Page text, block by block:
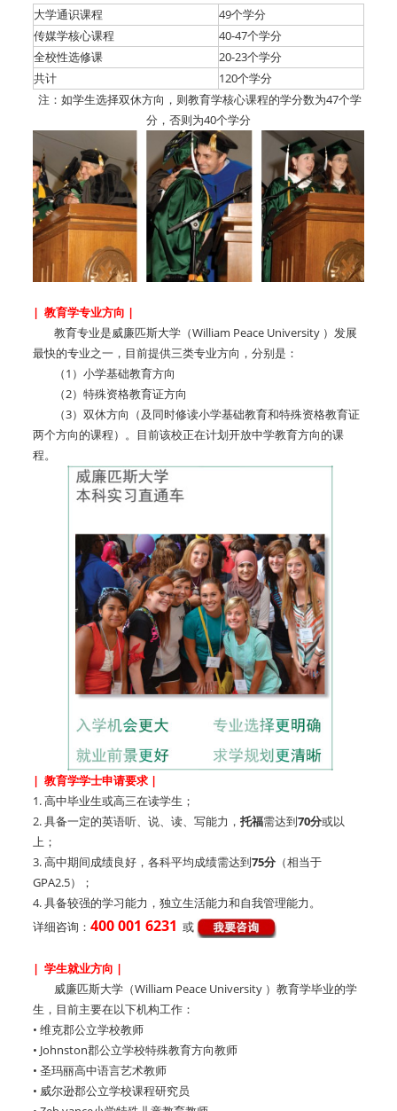
大学通识课程
49个学分
传媒学核心课程
40-47个学分
全校性选修课
20-23个学分
共计
120个学分
注：如学生选择双休方向，则教育学核心课程的学分数为47个学
分，否则为40个学分
| 教育学专业方向 |
教育专业是威廉匹斯大学（William Peace University ）发展
最快的专业之一，目前提供三类专业方向，分别是：
（1）小学基础教育方向
（2）特殊资格教育证方向
（3）双休方向（及同时修读小学基础教育和特殊资格教育证
两个方向的课程）。目前该校正在计划开放中学教育方向的课
程。
| 教育学学士申请要求 |
1. 高中毕业生或高三在读学生；
2. 具备一定的英语听、说、读、写能力， 托福需达到70分或以
上；
3. 高中期间成绩良好，各科平均成绩需达到75分 （相当于
GPA2.5）；
4. 具备较强的学习能力，独立生活能力和自我管理能力。
详细咨询： 400 001 6231 或
| 学生就业方向 |
威廉匹斯大学（William Peace University ）教育学毕业的学
生，目前主要在以下机构工作：
• 维克郡公立学校教师
• Johnston郡公立学校特殊教育方向教师
• 圣玛丽高中语言艺术教师
• 威尔逊郡公立学校课程研究员